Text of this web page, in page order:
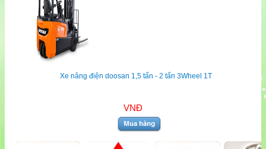
Xe nâng điện doosan 1,5 tấn - 2 tấn 3Wheel 1T
VNĐ